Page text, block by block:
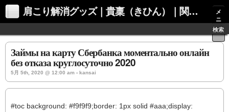
肩こり解消グッズ｜貴稟（きひん）｜関西化学株式会社
メ
ニ
ュ
ー
検索
Займы на карту Сбербанка моментально онлайн
без отказа круглосуточно 2020
5月 5th, 2020 @ 12:00 am › kansai
#toc background: #f9f9f9;border: 1px solid #aaa;display: